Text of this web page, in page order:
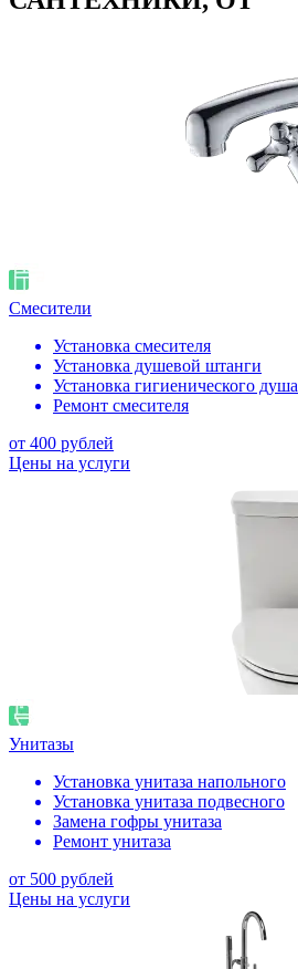
Смесители
Установка смесителя
Установка душевой штанги
Установка гигиенического душа
Ремонт смесителя
от 400 рублей
Цены на услуги
Унитазы
Установка унитаза напольного
Установка унитаза подвесного
Замена гофры унитаза
Ремонт унитаза
от 500 рублей
Цены на услуги